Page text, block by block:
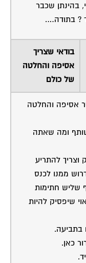
שכבר
? בתודה….
בודאי שצריך
אסיפה והחלטה
של כולם
אסיפה והחלטה
ומה שאתה
וצריך להתריע
ממנו לכנס
שליש חתימות
שיפסיק להיות
בתביעה.
כאן.